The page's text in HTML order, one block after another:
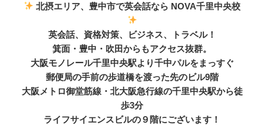
北摂エリア、豊中市で英会話なら NOVA千里中央校
英会話、資格対策、ビジネス、トラベル！
箕面・豊中・吹田からもアクセス抜群。
大阪モノレール千里中央駅より千中パルをまっすぐ
郵便局の手前の歩道橋を渡った先のビル9階
大阪メトロ御堂筋線・北大阪急行線の千里中央駅から徒
歩3分
ライフサイエンスビルの９階にございます！